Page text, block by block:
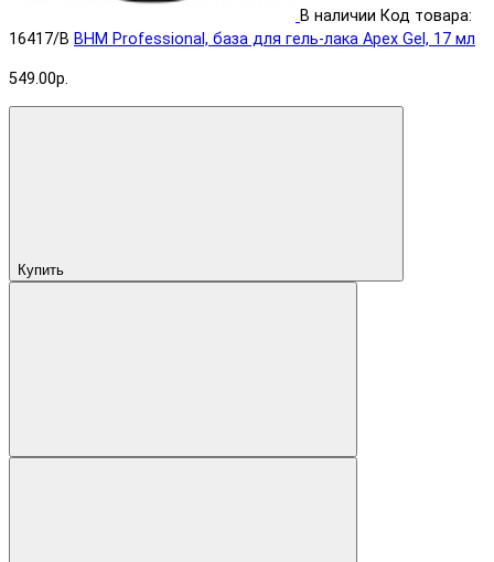
В наличии Код товара:
16417/B BHM Professional, база для гель-лака Apex Gel, 17 мл
549.00р.
Купить